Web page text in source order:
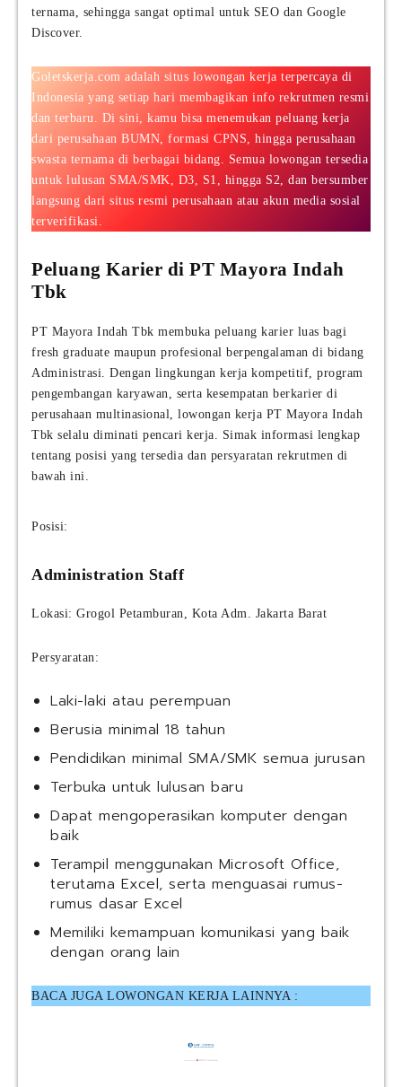
ternama, sehingga sangat optimal untuk SEO dan Google
Discover.
Goletskerja.com adalah situs lowongan kerja terpercaya di
Indonesia yang setiap hari membagikan info rekrutmen resmi
dan terbaru. Di sini, kamu bisa menemukan peluang kerja
dari perusahaan BUMN, formasi CPNS, hingga perusahaan
swasta ternama di berbagai bidang. Semua lowongan tersedia
untuk lulusan SMA/SMK, D3, S1, hingga S2, dan bersumber
langsung dari situs resmi perusahaan atau akun media sosial
terverifikasi.
Peluang Karier di PT Mayora Indah
Tbk
PT Mayora Indah Tbk membuka peluang karier luas bagi
fresh graduate maupun profesional berpengalaman di bidang
Administrasi. Dengan lingkungan kerja kompetitif, program
pengembangan karyawan, serta kesempatan berkarier di
perusahaan multinasional, lowongan kerja PT Mayora Indah
Tbk selalu diminati pencari kerja. Simak informasi lengkap
tentang posisi yang tersedia dan persyaratan rekrutmen di
bawah ini.
Posisi:
Administration Staff
Lokasi: Grogol Petamburan, Kota Adm. Jakarta Barat
Persyaratan:
Laki-laki atau perempuan
Berusia minimal 18 tahun
Pendidikan minimal SMA/SMK semua jurusan
Terbuka untuk lulusan baru
Dapat mengoperasikan komputer dengan
baik
Terampil menggunakan Microsoft Office,
terutama Excel, serta menguasai rumus-
rumus dasar Excel
Memiliki kemampuan komunikasi yang baik
dengan orang lain
BACA JUGA LOWONGAN KERJA LAINNYA :